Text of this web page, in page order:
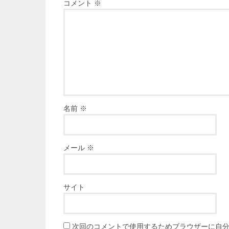
コメント ※
名前 ※
メール ※
サイト
次回のコメントで使用するためブラウザーに自